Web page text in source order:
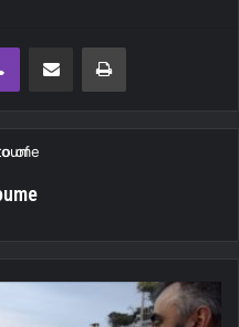
Viber Κοινοποίηση μέσω ηλεκτρονικού ταχυδρομείουΕκτύπωση